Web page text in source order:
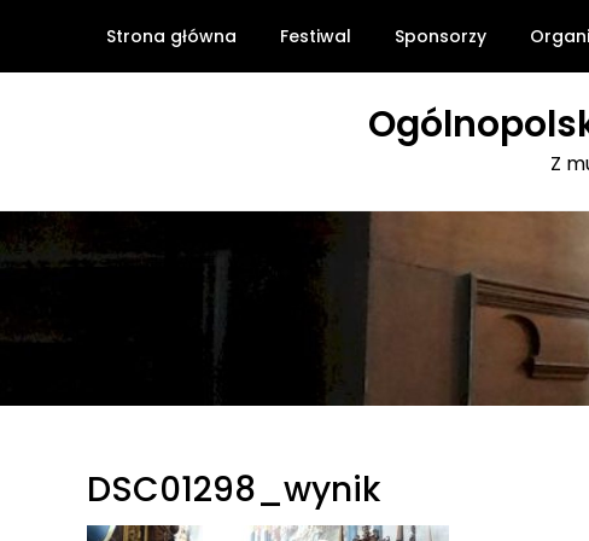
content
Strona główna Festiwal Sponsorzy
Z
DSC01298_wynik